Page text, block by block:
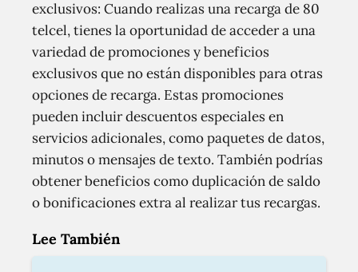
exclusivos: Cuando realizas una recarga de 80
telcel, tienes la oportunidad de acceder a una
variedad de promociones y beneficios
exclusivos que no están disponibles para otras
opciones de recarga. Estas promociones
pueden incluir descuentos especiales en
servicios adicionales, como paquetes de datos,
minutos o mensajes de texto. También podrías
obtener beneficios como duplicación de saldo
o bonificaciones extra al realizar tus recargas.
Lee También